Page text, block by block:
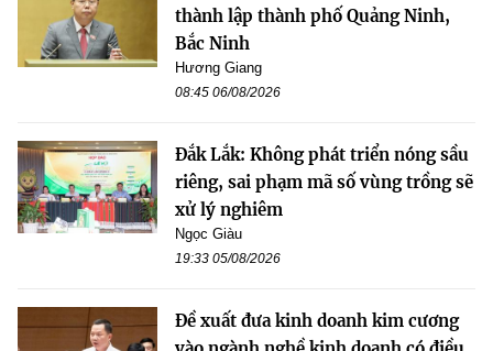
thành lập thành phố Quảng Ninh,
Bắc Ninh
Hương Giang
08:45 06/08/2026
Đắk Lắk: Không phát triển nóng sầu
riêng, sai phạm mã số vùng trồng sẽ
xử lý nghiêm
Ngọc Giàu
19:33 05/08/2026
Đề xuất đưa kinh doanh kim cương